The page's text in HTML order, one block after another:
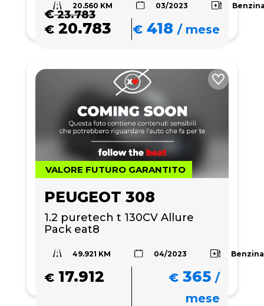
20.560 KM 03/2023
€23.783
€ 20.783 € 418 /mese
VALORE FUTURO GARANTITO
PEUGEOT 308
1.2 puretech t 130CV Allure
Pack eat8
49.921 KM 04/2023 Benzina
€ 17.912 € 365 /
mese